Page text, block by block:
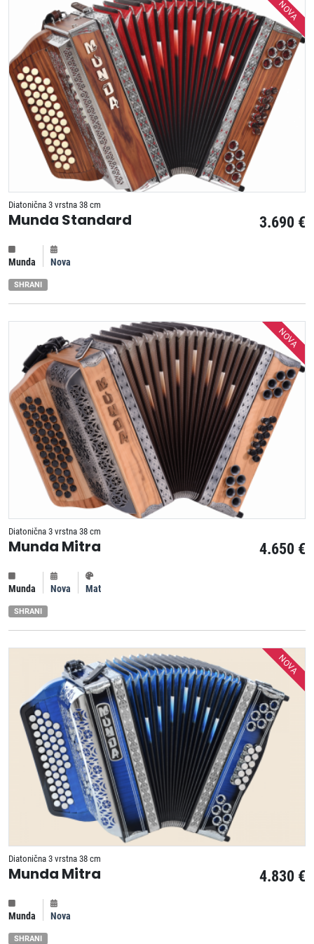
NOVA
Diatonična 3 vrstna 38 cm
3.690 €
Munda Standard
Munda Nova
SHRANI
NOVA
Diatonična 3 vrstna 38 cm
4.650 €
Munda Mitra
Munda Nova Mat
SHRANI
NOVA
Diatonična 3 vrstna 38 cm
4.830 €
Munda Mitra
Munda Nova
SHRANI